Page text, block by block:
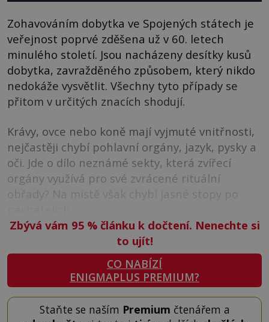
Zohavováním dobytka ve Spojených státech je
veřejnost poprvé zděšena už v 60. letech
minulého století. Jsou nacházeny desítky kusů
dobytka, zavražděného způsobem, který nikdo
nedokáže vysvětlit. Všechny tyto případy se
přitom v určitých znacích shodují.
Krávy, ovce nebo koně mají vyjmuté vnitřnosti,
nejčastěji chybí pohlavní orgány, jazyk, pysky a
oči. Jde o dílo neznámé sekty, která zvířecí
orgány využívá pro své zvrácené rituální
obřady? Na místě však chybí jasné stopy po
Zbývá vám 95 %článku k dočtení. Nenechte si
to ujít!
CO NABÍZÍ
ENIGMAPLUS PREMIUM?
Staňte se naším Premium čtenářem a